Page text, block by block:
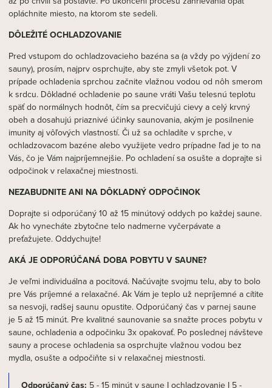
opláchnite miesto, na ktorom ste sedeli.
DÔLEŽITÉ OCHLADZOVANIE
Pred vstupom do ochladzovacieho bazéna sa (a vždy po výjdení zo
sauny), prosím, najprv osprchujte, aby ste zmyli všetok pot. V
prípade ochladenia sprchou začnite vlažnou vodou od nôh smerom
k srdcu. Dôkladné ochladenie po saune vráti Vašu telesnú teplotu
späť do normálnych hodnôt, čím sa precvičujú cievy a celý krvný
obeh a dosahujú priaznivé účinky saunovania, akým je posilnenie
imunity aj vôľových vlastností. Či už sa ochladíte v sprche, v
ochladzovacom bazéne alebo využijete vedro prípadne ľad je to na
Vás, čo je Vám najpríjemnejšie. Po ochladení sa osušte a doprajte si
odpočinok v relaxačnej miestnosti.
NEZABUDNITE ANI NA DÔKLADNÝ ODPOČINOK
Doprajte si odporúčaný 10 až 15 minútový oddych po každej saune.
Ak ho vynecháte zbytočne telo nadmerne vyčerpávate a
preťažujete. Oddychujte!
AKÁ JE ODPORÚČANÁ DOBA POBYTU V SAUNE?
Je veľmi individuálna a pocitová. Načúvajte svojmu telu, aby to bolo
pre Vás príjemné a relaxačné. Ak Vám je teplo už nepríjemné a cítite
sa nesvoji, radšej saunu opustite. Odporúčaný čas v parnej saune
je 5 až 15 minút. Pre kvalitné saunovanie sa snažte proces pobytu v
saune, ochladenia a odpočinku 3x opakovať. Po poslednej návšteve
sauny a procese ochladenia sa osprchujte vlažnou vodou bez
mydla, osušte a odpočiňte si v relaxačnej miestnosti.
Odporúčaný čas: 5 - 15 minút v saune I ochladzovanie I 5 -